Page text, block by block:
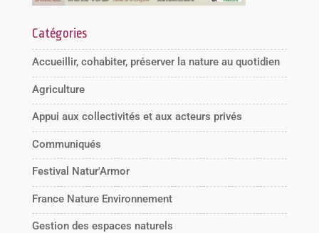
Catégories
Accueillir, cohabiter, préserver la nature au quotidien
Agriculture
Appui aux collectivités et aux acteurs privés
Communiqués
Festival Natur'Armor
France Nature Environnement
Gestion des espaces naturels